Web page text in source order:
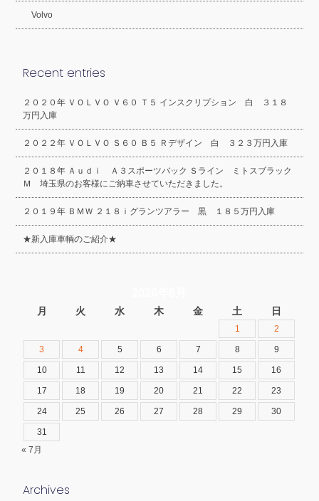
Volvo
Recent entries
２０２０年 ＶＯＬＶＯ Ｖ６０ Ｔ５ インスクリプション 白 ３１８
万円入庫
２０２２年 ＶＯＬＶＯ Ｓ６０ Ｂ５ Ｒデザイン 白 ３２３万円入庫
２０１８年 Ａｕｄｉ Ａ３スポーツバック Ｓライン ミトスブラック
Ｍ 埼玉県のお客様にご納車させていただきました。
２０１９年 ＢＭＷ ２１８ｉグランツアラー 黒 １８５万円入庫
★新入庫車輌のご紹介★
月 火 水 木 金 土 日
1 2
3 4 5 6 7 8 9
10 11 12 13 14 15 16
17 18 19 20 21 22 23
24 25 26 27 28 29 30
31
« 7月
Archives